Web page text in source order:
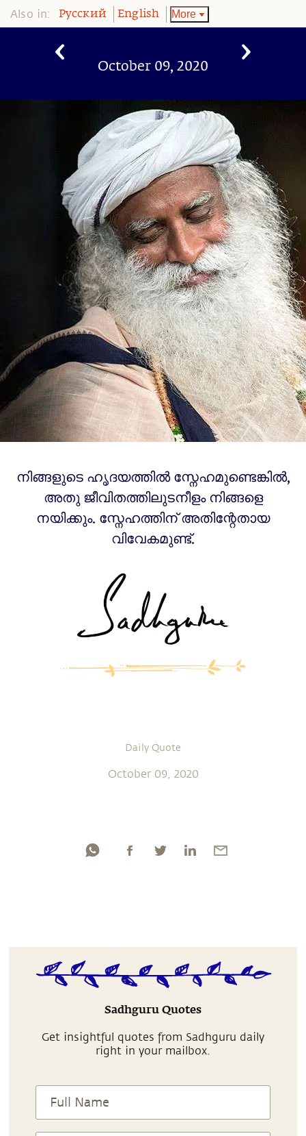
Also in: Pусский English More
October 09, 2020
നിങ്ങളുടെ ഹൃദയത്തിൽ സ്നേഹമുണ്ടെങ്കിൽ,
അതു ജീവിതത്തിലുടനീളം നിങ്ങളെ
നയിക്കും. സ്നേഹത്തിന് അതിന്റേതായ
വിവേകമുണ്ട്.
Daily Quote
October 09, 2020
Sadhguru Quotes
Get insightful quotes from Sadhguru daily
right in your mailbox.